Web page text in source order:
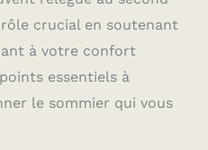
crucial en soutenant
à votre confort
essentiels à
le sommier qui vous